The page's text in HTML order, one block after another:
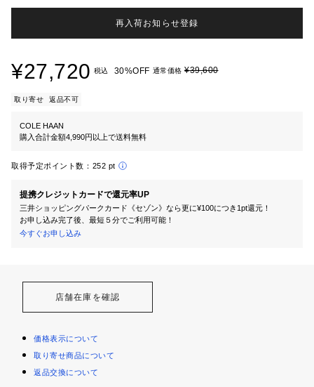
再入荷お知らせ登録
¥27,720 税込 30%OFF 通常価格 ¥39,600
取り寄せ 返品不可
COLE HAAN
購入合計金額4,990円以上で送料無料
取得予定ポイント数： 252 pt
提携クレジットカードで還元率UP
三井ショッピングパークカード《セゾン》なら更に¥100につき1pt還元！
お申し込み完了後、最短５分でご利用可能！
今すぐお申し込み
店舗在庫を確認
価格表示について
取り寄せ商品について
返品交換について